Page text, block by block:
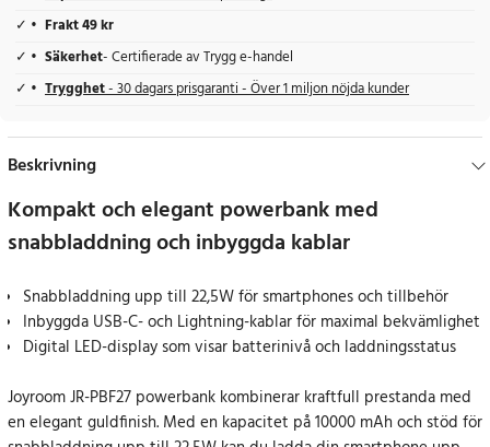
Frakt 49 kr
Säkerhet- Certifierade av Trygg e-handel
Trygghet- 30 dagars prisgaranti - Över 1 miljon nöjda kunder
Beskrivning
Kompakt och elegant powerbank med
snabbladdning och inbyggda kablar
Snabbladdning upp till 22,5W för smartphones och tillbehör
Inbyggda USB-C- och Lightning-kablar för maximal bekvämlighet
Digital LED-display som visar batterinivå och laddningsstatus
Joyroom JR-PBF27 powerbank kombinerar kraftfull prestanda med
en elegant guldfinish. Med en kapacitet på 10000 mAh och stöd för